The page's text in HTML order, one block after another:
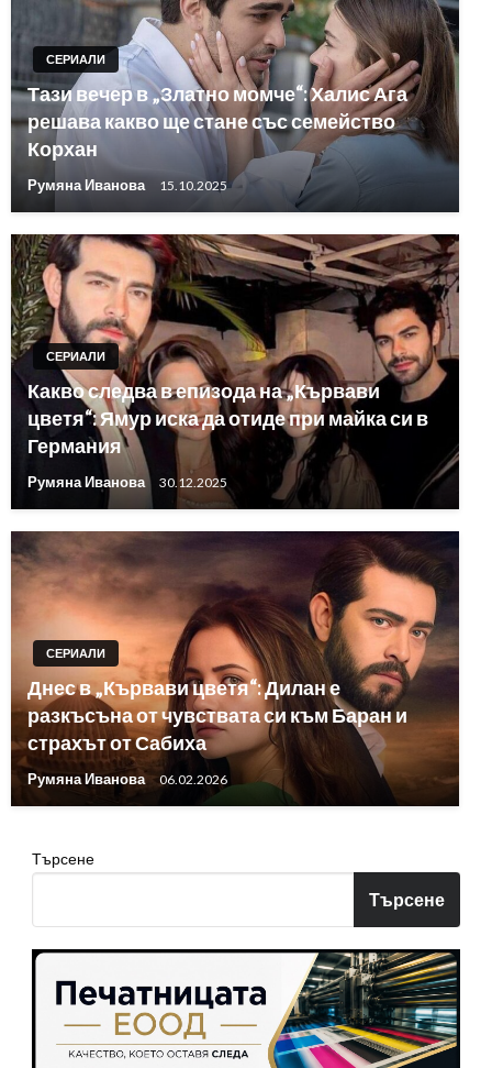
СЕРИАЛИ
Тази вечер в „Златно момче“: Халис Ага
решава какво ще стане със семейство
Корхан
Румяна Иванова 15.10.2025
СЕРИАЛИ
Какво следва в епизода на „Кървави
цветя“: Ямур иска да отиде при майка си в
Германия
Румяна Иванова 30.12.2025
СЕРИАЛИ
Днес в „Кървави цветя“: Дилан е
разкъсъна от чувствата си към Баран и
страхът от Сабиха
Румяна Иванова 06.02.2026
Търсене
Търсене